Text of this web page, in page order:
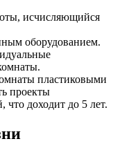
исчисляющийся
оборудованием.
пластиковыми
проекты
что доходит до 5 лет.